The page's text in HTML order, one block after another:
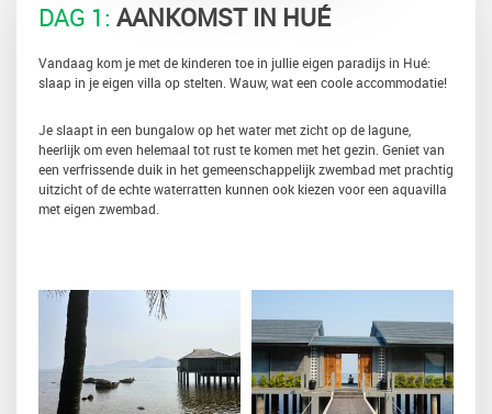
DAG 1: AANKOMST IN HUÉ
Vandaag kom je met de kinderen toe in jullie eigen paradijs in Hué:
slaap in je eigen villa op stelten. Wauw, wat een coole accommodatie!
Je slaapt in een bungalow op het water met zicht op de lagune,
heerlijk om even helemaal tot rust te komen met het gezin. Geniet van
een verfrissende duik in het gemeenschappelijk zwembad met prachtig
uitzicht of de echte waterratten kunnen ook kiezen voor een aquavilla
met eigen zwembad.